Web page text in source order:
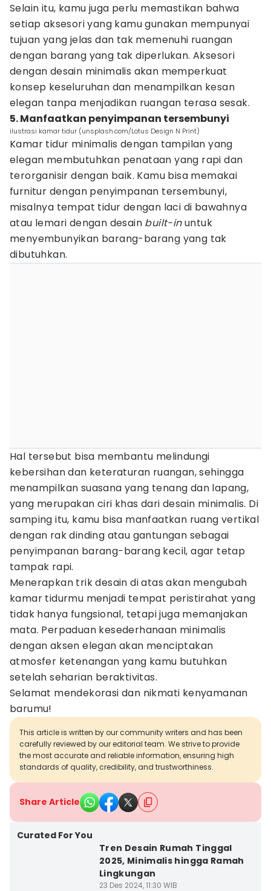
Selain itu, kamu juga perlu memastikan bahwa
setiap aksesori yang kamu gunakan mempunyai
tujuan yang jelas dan tak memenuhi ruangan
dengan barang yang tak diperlukan. Aksesori
dengan desain minimalis akan memperkuat
konsep keseluruhan dan menampilkan kesan
elegan tanpa menjadikan ruangan terasa sesak.
5. Manfaatkan penyimpanan tersembunyi
ilustrasi kamar tidur (unsplash.com/Lotus Design N Print)
Kamar tidur minimalis dengan tampilan yang
elegan membutuhkan penataan yang rapi dan
terorganisir dengan baik. Kamu bisa memakai
furnitur dengan penyimpanan tersembunyi,
misalnya tempat tidur dengan laci di bawahnya
atau lemari dengan desain built-inuntuk
menyembunyikan barang-barang yang tak
dibutuhkan.
Hal tersebut bisa membantu melindungi
kebersihan dan keteraturan ruangan, sehingga
menampilkan suasana yang tenang dan lapang,
yang merupakan ciri khas dari desain minimalis. Di
samping itu, kamu bisa manfaatkan ruang vertikal
dengan rak dinding atau gantungan sebagai
penyimpanan barang-barang kecil, agar tetap
tampak rapi.
Menerapkan trik desain di atas akan mengubah
kamar tidurmu menjadi tempat peristirahat yang
tidak hanya fungsional, tetapi juga memanjakan
mata. Perpaduan kesederhanaan minimalis
dengan aksen elegan akan menciptakan
atmosfer ketenangan yang kamu butuhkan
setelah seharian beraktivitas.
Selamat mendekorasi dan nikmati kenyamanan
barumu!
This article is written by our community writers and has been
carefully reviewed by our editorial team. We strive to provide
the most accurate and reliable information, ensuring high
standards of quality, credibility, and trustworthiness.
Share Article
Curated For You
Tren Desain Rumah Tinggal
2025, Minimalis hingga Ramah
Lingkungan
23 Des 2024, 11:30 WIB